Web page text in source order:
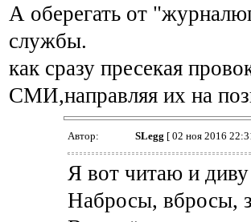
А оберегать от
службы.
как сразу пресекая
СМИ,направляя их на
Автор: SLegg [ 02 ноя 2016
Я вот читаю и
Набросы, вбросы,